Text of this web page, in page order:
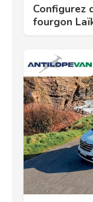
Configurez
fourgon